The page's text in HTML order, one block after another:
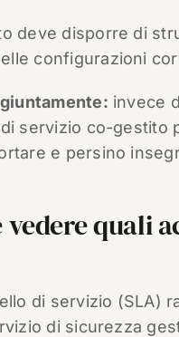
deve disporre di
configurazioni
invece
servizio co-gestito
e persino
vedere quali
di servizio (SLA)
di sicurezza